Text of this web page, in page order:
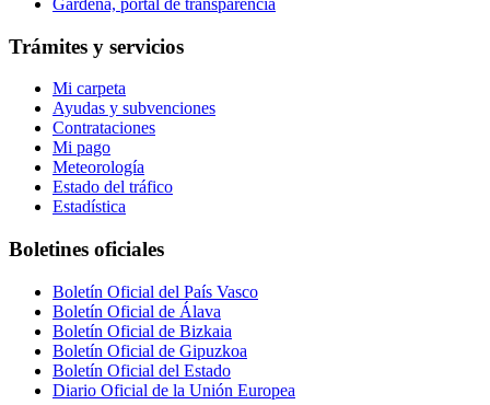
Gardena, portal de transparencia
Trámites y servicios
Mi carpeta
Ayudas y subvenciones
Contrataciones
Mi pago
Meteorología
Estado del tráfico
Estadística
Boletines oficiales
Boletín Oficial del País Vasco
Boletín Oficial de Álava
Boletín Oficial de Bizkaia
Boletín Oficial de Gipuzkoa
Boletín Oficial del Estado
Diario Oficial de la Unión Europea